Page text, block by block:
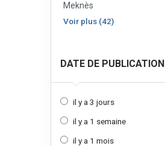
Meknès
Voir plus (42)
DATE DE PUBLICATION
il y a 3 jours
il y a 1 semaine
il y a 1 mois